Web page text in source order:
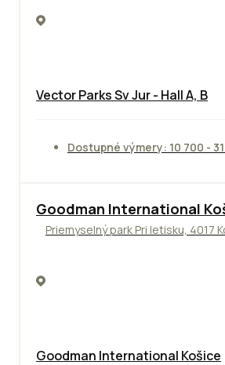
Vector Parks Sv Jur - Hall A, B
Dostupné výmery: 10 700 -
Goodman International
Priemyselný park Pri letisku, 4017
Goodman International Košice